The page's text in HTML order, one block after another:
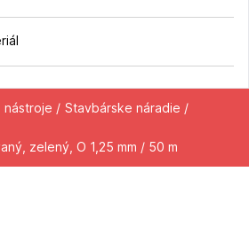
nástroje / Stavbárske náradie /
zelený, O 1,25 mm / 50 m